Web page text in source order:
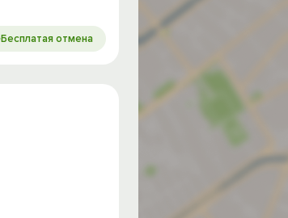
Бесплатая отмена